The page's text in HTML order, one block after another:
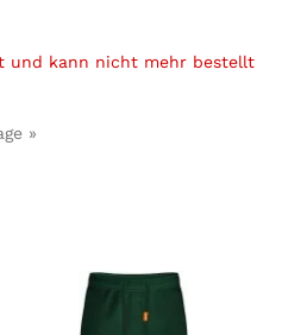
und kann nicht mehr bestellt
»